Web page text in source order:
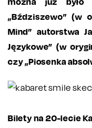
„Bździszewo” (w
Mind” autorstwa
Językowe” (w
czy „Piosenka
Bilety na 20-lecie